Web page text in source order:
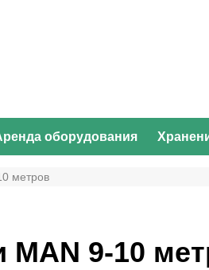
оборудования
метров
MAN 9-10